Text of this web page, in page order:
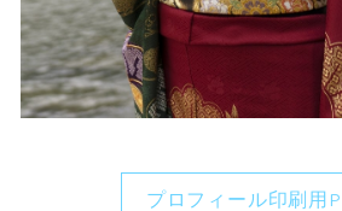
プロフィール印刷用